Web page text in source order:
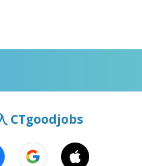
CTgoodjobs